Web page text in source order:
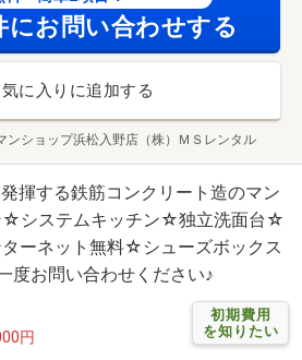
にお問い合わせする
に入りに追加する
ンショップ浜松入野店（株）ＭＳレンタル
揮する鉄筋コンクリート造のマン
システムキッチン☆独立洗面台☆
ーネット無料☆シューズボックス
お問い合わせください♪
初期費用
を知りたい
円